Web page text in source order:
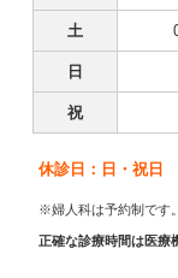
土
日
祝
休診日：日・祝日
※婦人科は予約制です。
正確な診療時間は医療